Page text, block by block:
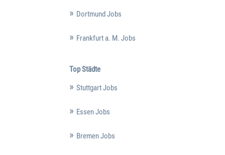
Dortmund Jobs
Frankfurt a. M. Jobs
Top Städte
Stuttgart Jobs
Essen Jobs
Bremen Jobs